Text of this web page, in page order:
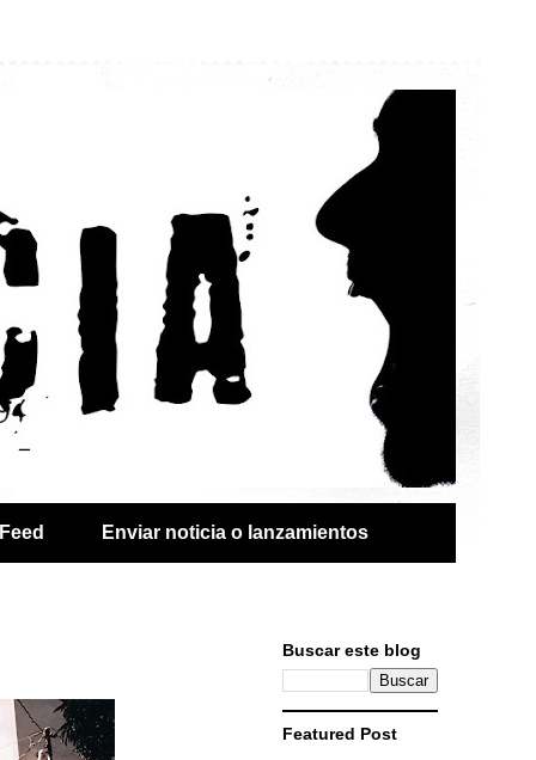
Feed Enviar noticia o lanzamientos
Buscar este blog
Featured Post